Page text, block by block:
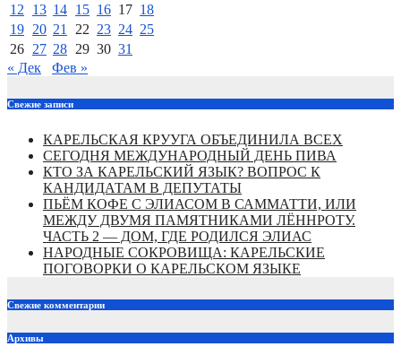
12
13 14 15 16 17 18
19 20 21 22 23 24 25
26 27 28 29 30 31
« Дек
Фев »
Свежие записи
КАРЕЛЬСКАЯ КРУУГА ОБЪЕДИНИЛА ВСЕХ
СЕГОДНЯ МЕЖДУНАРОДНЫЙ ДЕНЬ ПИВА
КТО ЗА КАРЕЛЬСКИЙ ЯЗЫК? ВОПРОС К
КАНДИДАТАМ В ДЕПУТАТЫ
ПЬЁМ КОФЕ С ЭЛИАСОМ В САММАТТИ, ИЛИ
МЕЖДУ ДВУМЯ ПАМЯТНИКАМИ ЛЁННРОТУ.
ЧАСТЬ 2 — ДОМ, ГДЕ РОДИЛСЯ ЭЛИАС
НАРОДНЫЕ СОКРОВИЩА: КАРЕЛЬСКИЕ
ПОГОВОРКИ О КАРЕЛЬСКОМ ЯЗЫКЕ
Свежие комментарии
Архивы